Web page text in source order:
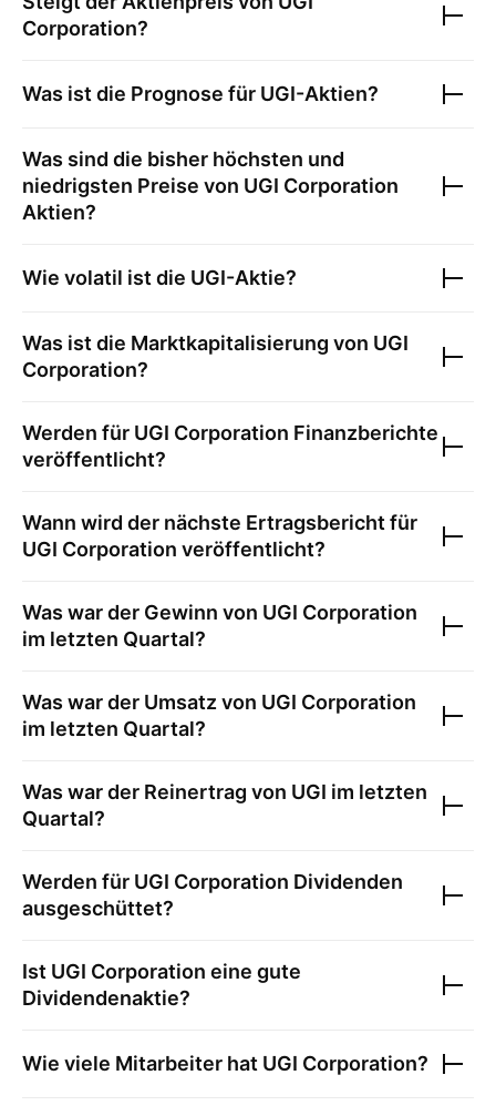
Corporation?
Was ist die Prognose für UGI-Aktien?
Was sind die bisher höchsten und
niedrigsten Preise von UGI Corporation
Aktien?
Wie volatil ist die UGI-Aktie?
Was ist die Marktkapitalisierung von UGI
Corporation?
Werden für UGI Corporation Finanzberichte
veröffentlicht?
Wann wird der nächste Ertragsbericht für
UGI Corporation veröffentlicht?
Was war der Gewinn von UGI Corporation
im letzten Quartal?
Was war der Umsatz von UGI Corporation
im letzten Quartal?
Was war der Reinertrag von UGI im letzten
Quartal?
Werden für UGI Corporation Dividenden
ausgeschüttet?
Ist UGI Corporation eine gute
Dividendenaktie?
Wie viele Mitarbeiter hat UGI Corporation?